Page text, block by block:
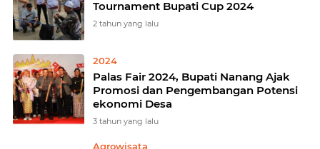
Tournament Bupati Cup 2024
2 tahun yang lalu
2024
Palas Fair 2024, Bupati Nanang Ajak
Promosi dan Pengembangan Potensi
ekonomi Desa
3 tahun yang lalu
Agrowisata